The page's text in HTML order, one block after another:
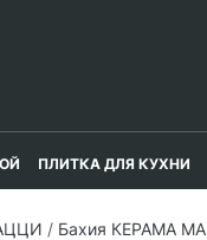
ПЛИТКА ДЛЯ КУХНИ
/ Бахия КЕРАМА